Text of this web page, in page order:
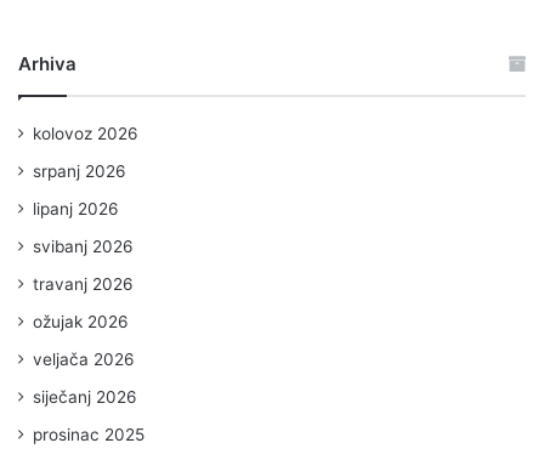
Arhiva
kolovoz 2026
srpanj 2026
lipanj 2026
svibanj 2026
travanj 2026
ožujak 2026
veljača 2026
siječanj 2026
prosinac 2025